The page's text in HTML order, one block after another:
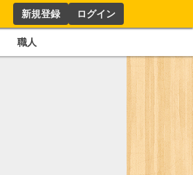
新規登録 ログイン
職人